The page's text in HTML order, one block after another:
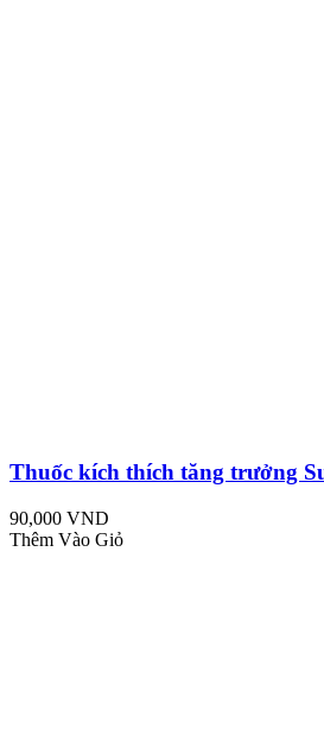
Thuốc kích thích tăng trưởng
90,000 VND
Thêm Vào Giỏ